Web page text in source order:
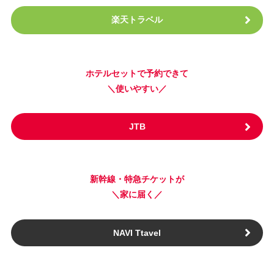
楽天トラベル
ホテルセットで予約できて
＼使いやすい／
JTB
新幹線・特急チケットが
＼家に届く／
NAVI Ttavel